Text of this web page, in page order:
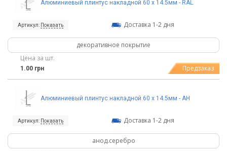
Алюминиевый плинтус накладной 60 х 14.5мм - RAL
Артикул: Показать Доставка 1-2 дня
декоративное покрытие
Цена за шт.
1.00 грн Предзаказ
Алюминиевый плинтус накладной 60 х 14.5мм - АН
Артикул: Показать Доставка 1-2 дня
анод.серебро